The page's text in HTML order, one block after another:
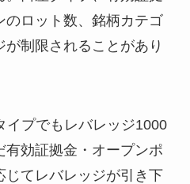
のロット数、銘柄カテゴ
が制限されることがあり
イプでもレバレッジ1000
効証拠金・オープンポ
じてレバレッジが引き下